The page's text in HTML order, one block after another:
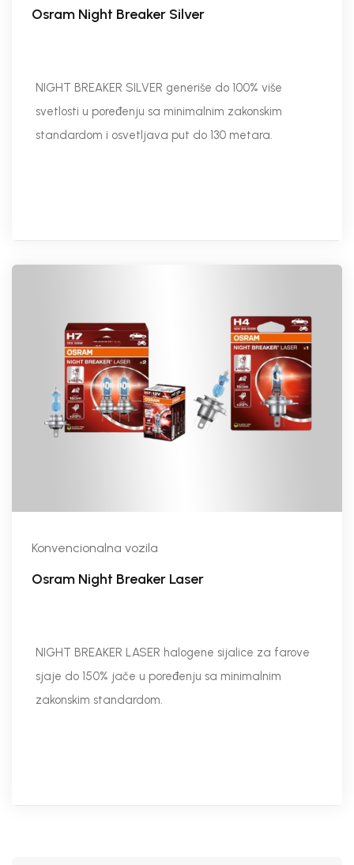
Osram Night Breaker Silver
NIGHT BREAKER SILVER generiše do 100% više
svetlosti u poređenju sa minimalnim zakonskim
standardom i osvetljava put do 130 metara.
Konvencionalna vozila
Osram Night Breaker Laser
NIGHT BREAKER LASER halogene sijalice za farove
sjaje do 150% jače u poređenju sa minimalnim
zakonskim standardom.